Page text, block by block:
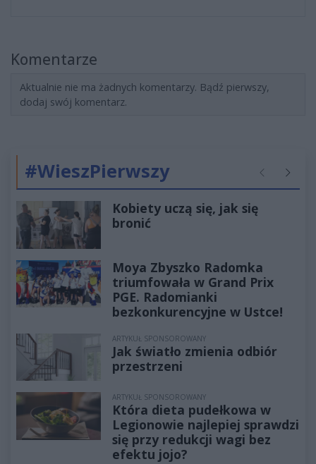
Komentarze
Aktualnie nie ma żadnych komentarzy. Bądź pierwszy,
dodaj swój komentarz.
#WieszPierwszy Poprzednie
Kobiety uczą się, jak się
bronić
Moya Zbyszko Radomka
triumfowała w Grand Prix
PGE. Radomianki
bezkonkurencyjne w Ustce!
ARTYKUŁ SPONSOROWANY
Jak światło zmienia odbiór
przestrzeni
ARTYKUŁ SPONSOROWANY
Która dieta pudełkowa w
Legionowie najlepiej sprawdzi
się przy redukcji wagi bez
efektu jojo?